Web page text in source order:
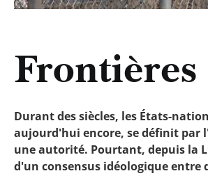
Durant des siècles, les États-
aujourd'hui encore, se définit
une autorité. Pourtant, depuis la
d'un consensus idéologique entre